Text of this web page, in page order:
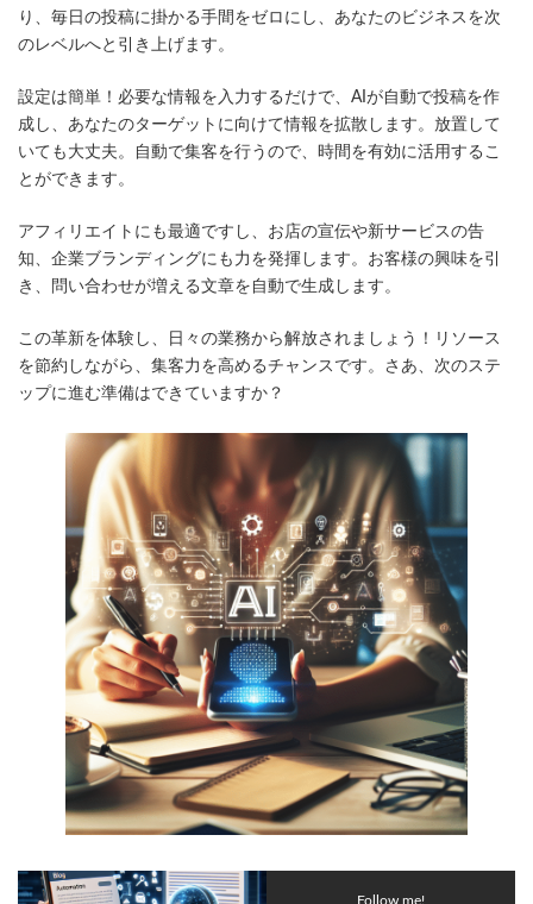
り、毎日の投稿に掛かる手間をゼロにし、あなたのビジネスを次
のレベルへと引き上げます。
設定は簡単！必要な情報を入力するだけで、AIが自動で投稿を作
成し、あなたのターゲットに向けて情報を拡散します。放置して
いても大丈夫。自動で集客を行うので、時間を有効に活用するこ
とができます。
アフィリエイトにも最適ですし、お店の宣伝や新サービスの告
知、企業ブランディングにも力を発揮します。お客様の興味を引
き、問い合わせが増える文章を自動で生成します。
この革新を体験し、日々の業務から解放されましょう！リソース
を節約しながら、集客力を高めるチャンスです。さあ、次のステ
ップに進む準備はできていますか？
Follow me!